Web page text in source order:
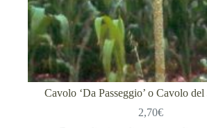
Cavolo ‘Da Passeggio’ o Cavolo del
2,70€